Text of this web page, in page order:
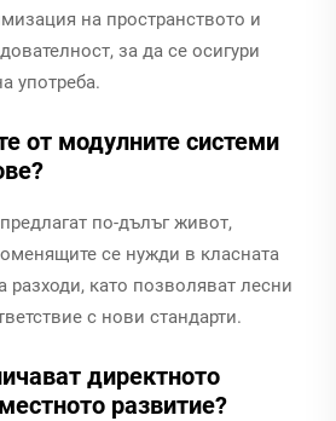
на пространството и
за да се осигури
употреба.
от модулните системи
по-дълъг живот,
се нужди в класната
разходи, като позволяват лесни
с нови стандарти.
директното
развитие?